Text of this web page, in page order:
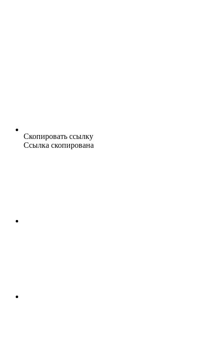
Скопировать ссылку
Ссылка скопирована